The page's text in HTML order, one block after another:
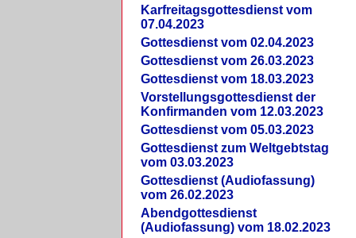
Karfreitagsgottesdienst vom
07.04.2023
Gottesdienst vom 02.04.2023
Gottesdienst vom 26.03.2023
Gottesdienst vom 18.03.2023
Vorstellungsgottesdienst der
Konfirmanden vom 12.03.2023
Gottesdienst vom 05.03.2023
Gottesdienst zum Weltgebtstag
vom 03.03.2023
Gottesdienst (Audiofassung)
vom 26.02.2023
Abendgottesdienst
(Audiofassung) vom 18.02.2023